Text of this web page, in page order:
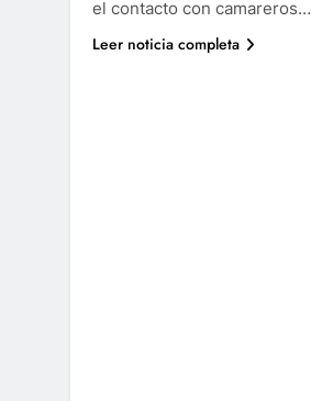
el contacto con camareros…
Leer noticia completa